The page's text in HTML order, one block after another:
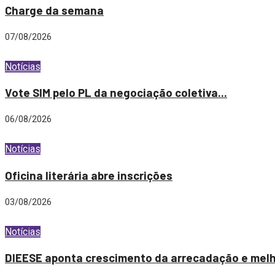
Charge da semana
07/08/2026
Notícias
Vote SIM pelo PL da negociação coletiva...
06/08/2026
Notícias
Oficina literária abre inscrições
03/08/2026
Notícias
DIEESE aponta crescimento da arrecadação e